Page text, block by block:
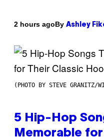
2 hours agoBy Ashley
(PHOTO BY STEVE GRANITZ/
5 Hip-Hop
Memorable